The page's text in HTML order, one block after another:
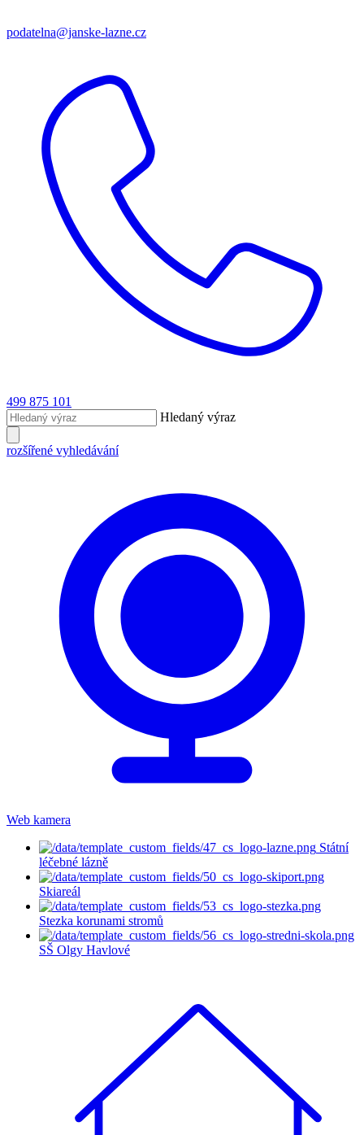
podatelna@janske-lazne.cz
499 875 101
Hledaný výraz
rozšířené vyhledávání
Web kamera
Státní
léčebné lázně
Skiareál
Stezka korunami stromů
SŠ Olgy Havlové